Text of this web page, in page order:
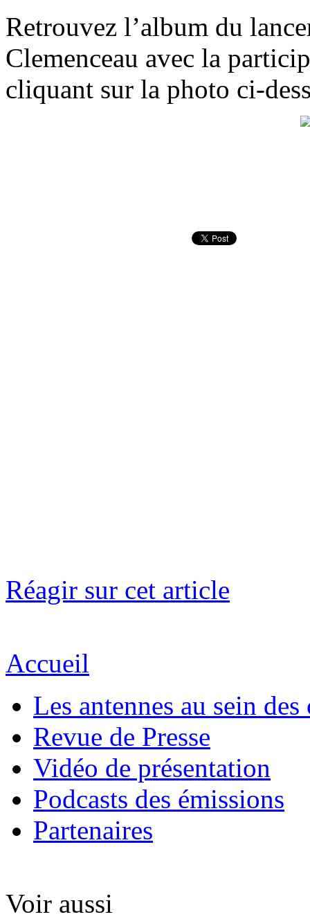
Retrouvez l’album du
Clemenceau avec la
cliquant sur la photo ci-
Réagir sur cet article
Accueil
Les antennes au sein des
Revue de Presse
Vidéo de présentation
Podcasts des émissions
Partenaires
Voir aussi